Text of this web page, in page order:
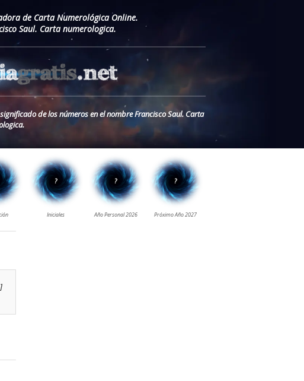
de Carta Numerológica Online.
Saul. Carta numerologica.
de los números en el nombre Francisco Saul. Carta